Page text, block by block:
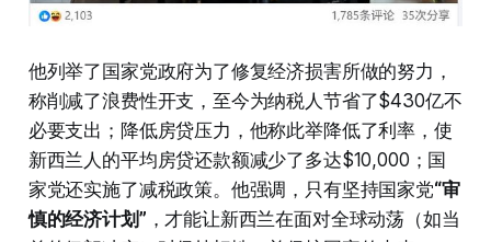
他列举了国家党政府为了修复经济损害所做的努力，
称削减了浪费性开支，至今为纳税人节省了$430亿不
必要支出；降低房贷压力，他称此举降低了利率，使
新西兰人的平均房贷还款额减少了多达$10,000；国
家党还实施了减税政策。他强调，只有坚持国家党“审
慎的经济计划” ，才能让新西兰在面对全球动荡（如当